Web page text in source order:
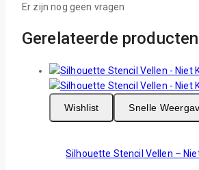
Er zijn nog geen vragen
Gerelateerde producten
Wishlist Snelle
Silhouette Stencil Vellen –